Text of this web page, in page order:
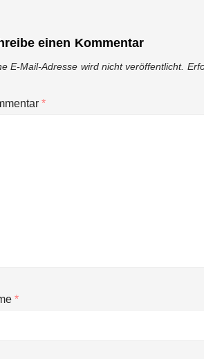
einen Kommentar
E-Mail-Adresse wird nicht veröffentlicht.
*
*